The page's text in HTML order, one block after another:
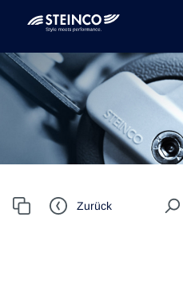
Zurück